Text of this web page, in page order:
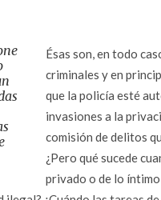
Ésas son, en todo
criminales y en
que la policía esté
invasiones a la
comisión de delitos
¿Pero qué sucede
privado o de lo